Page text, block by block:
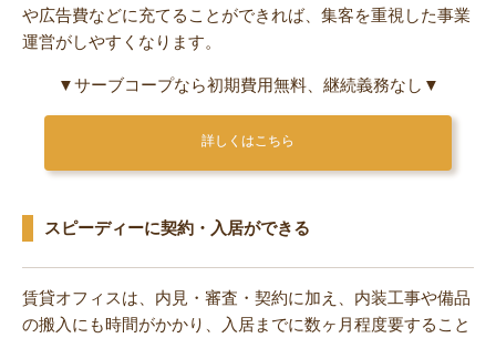
や広告費などに充てることができれば、集客を重視した事業
運営がしやすくなります。
▼サーブコープなら初期費用無料、継続義務なし▼
詳しくはこちら
スピーディーに契約・入居ができる
賃貸オフィスは、内見・審査・契約に加え、内装工事や備品
の搬入にも時間がかかり、入居までに数ヶ月程度要すること